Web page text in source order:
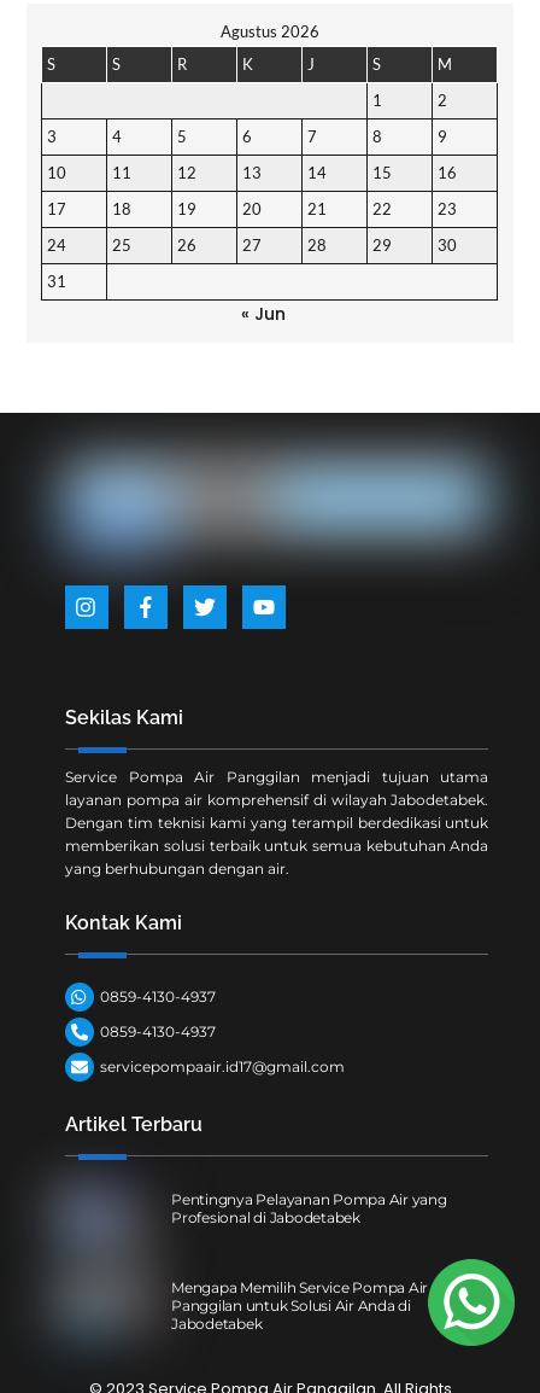
Agustus 2026
S
S R K J S
M
1
2
3
4 5 6 7 8
9
10
11 12 13 14 15
16
17
18 19 20 21 22
23
24
25 26 27 28 29
30
31
« Jun
To
Icon
Icon
Icon
Icon
Sekilas Kami
Service Pompa Air Panggilan menjadi tujuan utama
layanan pompa air komprehensif di wilayah Jabodetabek.
Dengan tim teknisi kami yang terampil berdedikasi untuk
memberikan solusi terbaik untuk semua kebutuhan Anda
yang berhubungan dengan air.
Kontak Kami
0859-4130-4937
0859-4130-4937
servicepompaair.id17@gmail.com
Artikel Terbaru
Pentingnya Pelayanan Pompa Air yang
Profesional di Jabodetabek
Mengapa Memilih Service Pompa Air
Panggilan untuk Solusi Air Anda di
Jabodetabek
© 2023 Service Pompa Air Panggilan. All Rights